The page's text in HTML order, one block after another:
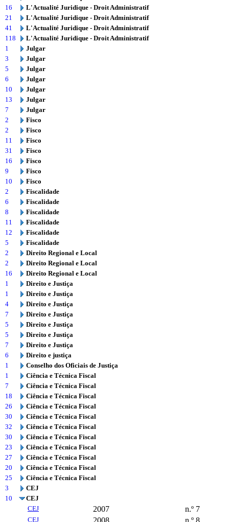
16
L'Actualité Juridique - Droit Administratif
21
L'Actualité Juridique - Droit Administratif
41
L'Actualité Juridique - Droit Administratif
118
L'Actualité Juridique - Droit Administratif
1
Julgar
3
Julgar
5
Julgar
6
Julgar
10
Julgar
13
Julgar
7
Julgar
2
Fisco
2
Fisco
11
Fisco
31
Fisco
16
Fisco
9
Fisco
10
Fisco
2
Fiscalidade
6
Fiscalidade
8
Fiscalidade
11
Fiscalidade
12
Fiscalidade
5
Fiscalidade
2
Direito Regional e Local
2
Direito Regional e Local
16
Direito Regional e Local
1
Direito e Justiça
1
Direito e Justiça
4
Direito e Justiça
7
Direito e Justiça
5
Direito e Justiça
5
Direito e Justiça
7
Direito e Justiça
6
Direito e justiça
1
Conselho dos Oficiais de Justiça
1
Ciência e Técnica Fiscal
7
Ciência e Técnica Fiscal
18
Ciência e Técnica Fiscal
26
Ciência e Técnica Fiscal
30
Ciência e Técnica Fiscal
32
Ciência e Técnica Fiscal
30
Ciência e Técnica Fiscal
23
Ciência e Técnica Fiscal
27
Ciência e Técnica Fiscal
20
Ciência e Técnica Fiscal
25
Ciência e Técnica Fiscal
3
CEJ
10
CEJ
CEJ
2007 n.º 7
CEJ 2008 n.º 8